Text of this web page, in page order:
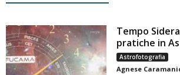
Tempo
pratiche in
Astrofotografia
Agnese